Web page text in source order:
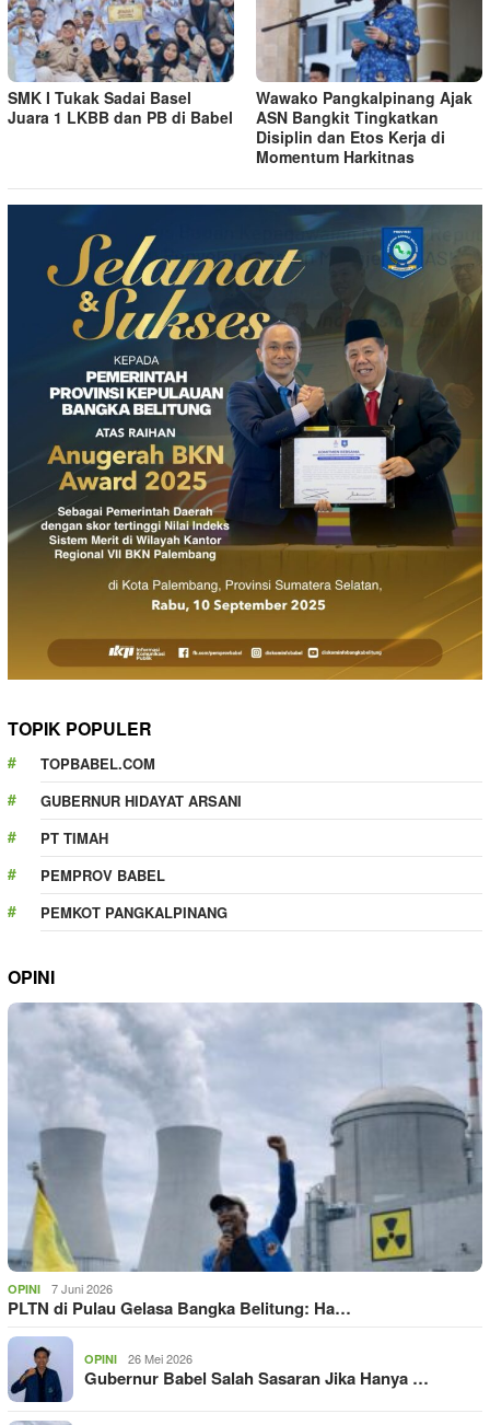
SMK I Tukak Sadai Basel
Juara 1 LKBB dan PB di Babel
Wawako Pangkalpinang Ajak
ASN Bangkit Tingkatkan
Disiplin dan Etos Kerja di
Momentum Harkitnas
TOPIK POPULER
TOPBABEL.COM
GUBERNUR HIDAYAT ARSANI
PT TIMAH
PEMPROV BABEL
PEMKOT PANGKALPINANG
OPINI
OPINI 7 Juni 2026
PLTN di Pulau Gelasa Bangka Belitung: Ha…
OPINI 26 Mei 2026
Gubernur Babel Salah Sasaran Jika Hanya …